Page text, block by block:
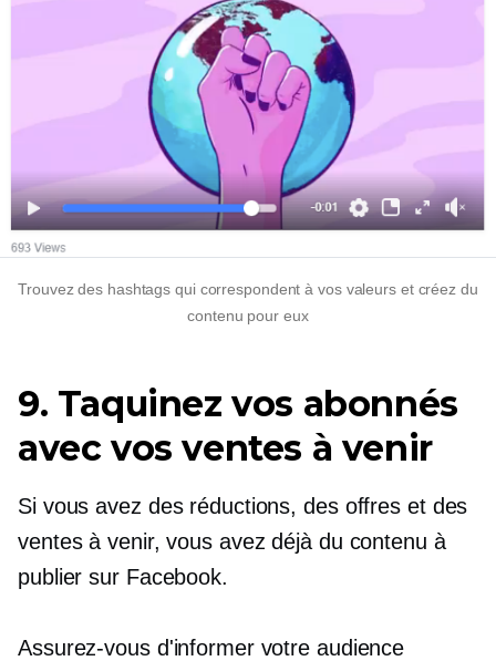
Trouvez des hashtags qui correspondent à vos valeurs et créez du
contenu pour eux
9. Taquinez vos abonnés
avec vos ventes à venir
Si vous avez des réductions, des offres et des
ventes à venir, vous avez déjà du contenu à
publier sur Facebook.
Assurez-vous d'informer votre audience